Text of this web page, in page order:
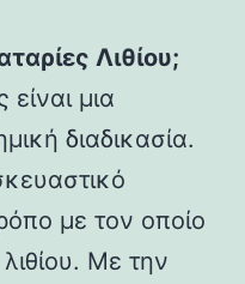
Λιθίου;
μια
διαδικασία.
με τον οποίο
Με την